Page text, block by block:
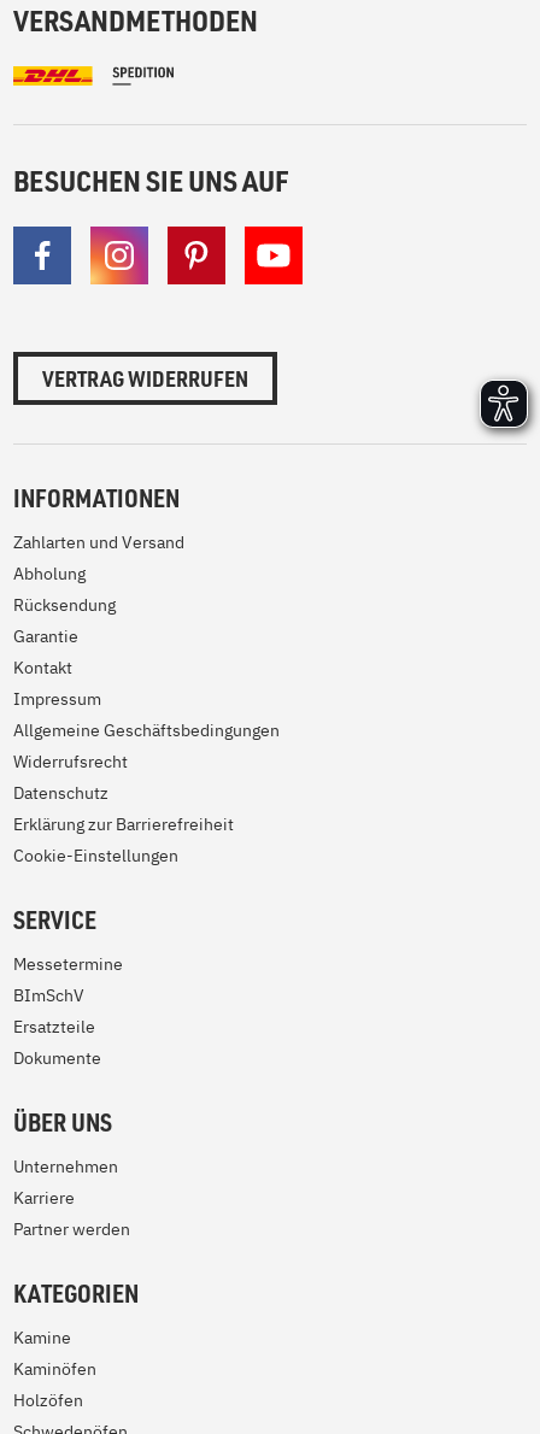
VERSANDMETHODEN
BESUCHEN SIE UNS AUF
VERTRAG WIDERRUFEN
INFORMATIONEN
Zahlarten und Versand
Abholung
Rücksendung
Garantie
Kontakt
Impressum
Allgemeine Geschäftsbedingungen
Widerrufsrecht
Datenschutz
Erklärung zur Barrierefreiheit
Cookie-Einstellungen
SERVICE
Messetermine
BImSchV
Ersatzteile
Dokumente
ÜBER UNS
Unternehmen
Karriere
Partner werden
KATEGORIEN
Kamine
Kaminöfen
Holzöfen